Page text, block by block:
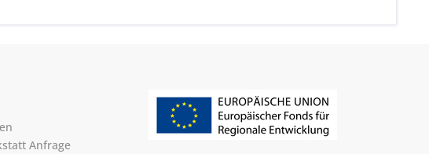
Anfrage